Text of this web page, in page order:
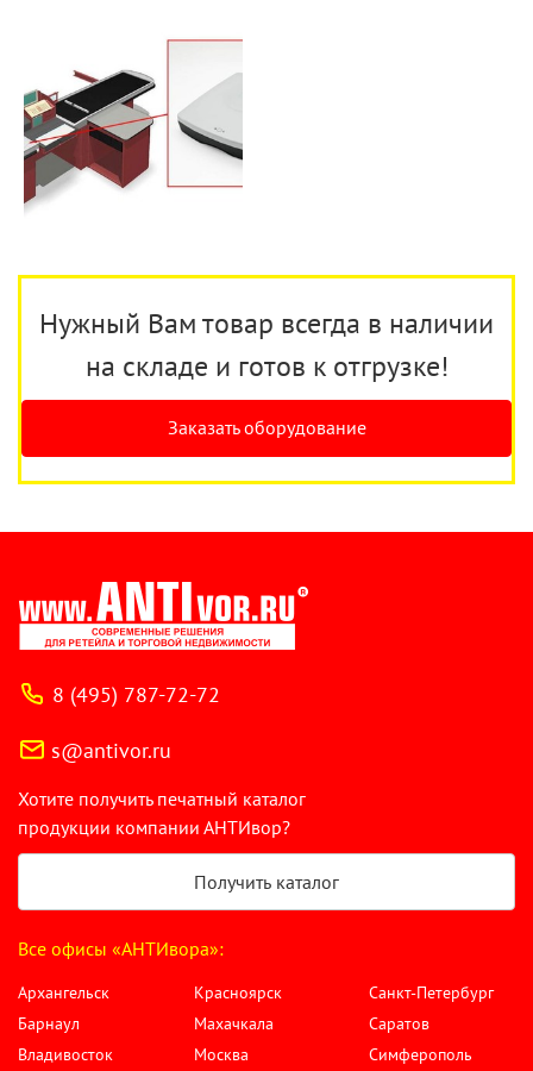
Нужный Вам товар всегда в наличии
на складе и готов к отгрузке!
Заказать оборудование
8 (495) 787-72-72
s@antivor.ru
Хотите получить печатный каталог
продукции компании АНТИвор?
Получить каталог
Все офисы «АНТИвора»:
Архангельск
Барнаул
Владивосток
Красноярск
Махачкала
Москва
Санкт-Петербург
Саратов
Симферополь